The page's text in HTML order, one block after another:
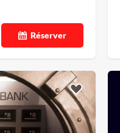
Réserver